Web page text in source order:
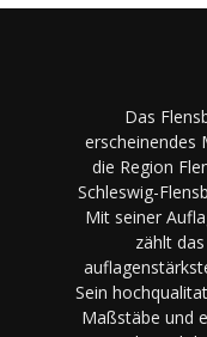
Das
erscheinendes
die Region
Schleswig-
Mit seiner
zählt
Sein
Maßstäbe und